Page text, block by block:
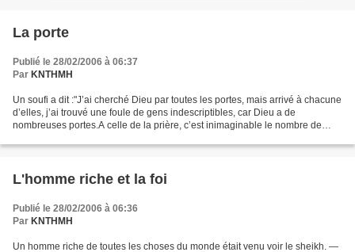
La porte
Publié le 28/02/2006 à 06:37
Par KNTHMH
Un soufi a dit :"J’ai cherché Dieu par toutes les portes, mais arrivé à chacune
d’elles, j’ai trouvé une foule de gens indescriptibles, car Dieu a de
nombreuses portes.A celle de la prière, c’est inimaginable le nombre de
L'homme riche et la foi
Publié le 28/02/2006 à 06:36
Par KNTHMH
Un homme riche de toutes les choses du monde était venu voir le sheikh. —